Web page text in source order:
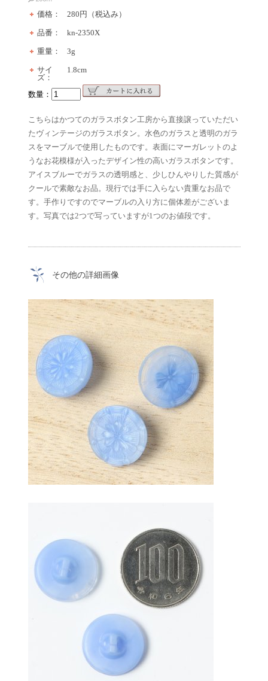
価格： 280円（税込み）
品番： kn-2350X
重量： 3g
サイ
ズ：
1.8cm
数量：
こちらはかつてのガラスボタン工房から直接譲っていただい
たヴィンテージのガラスボタン。水色のガラスと透明のガラ
スをマーブルで使用したものです。表面にマーガレットのよ
うなお花模様が入ったデザイン性の高いガラスボタンです。
アイスブルーでガラスの透明感と、少しひんやりした質感が
クールで素敵なお品。現行では手に入らない貴重なお品で
す。手作りですのでマーブルの入り方に個体差がございま
す。写真では2つで写っていますが1つのお値段です。
その他の詳細画像